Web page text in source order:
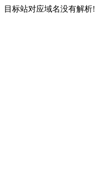
目标站对应域名没有解析!